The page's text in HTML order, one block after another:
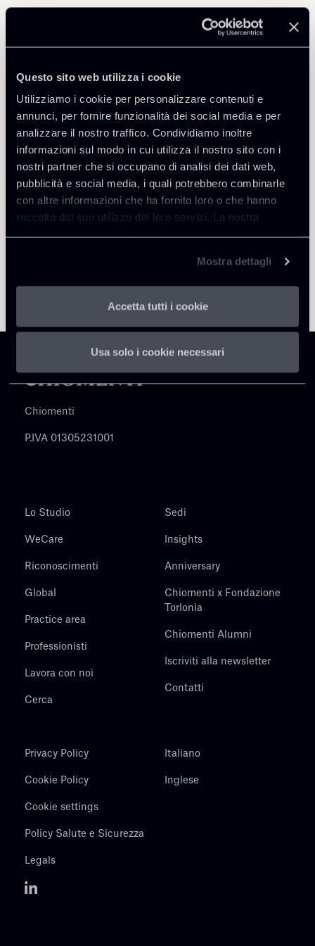
Questo sito web utilizza i cookie
Utilizziamo i cookie per personalizzare contenuti e
annunci, per fornire funzionalità dei social media e per
analizzare il nostro traffico. Condividiamo inoltre
informazioni sul modo in cui utilizza il nostro sito con i
nostri partner che si occupano di analisi dei dati web,
pubblicità e social media, i quali potrebbero combinarle
con altre informazioni che ha fornito loro o che hanno
raccolto dal suo utilizzo dei loro servizi. La nostra
informativa privacy è disponibilequi.
Mostra dettagli
Accetta tutti i cookie
Usa solo i cookie necessari
Torna agli Insights
Raffaele Russo
SEDI
Roma
Scopri il professionista
Chiomenti
P.IVA 01305231001
Lo Studio
WeCare
Riconoscimenti
Global
Practice area
Professionisti
Lavora con noi
Cerca
Sedi
Insights
Anniversary
Chiomenti x Fondazione
Torlonia
Chiomenti Alumni
Iscriviti alla newsletter
Contatti
Privacy Policy
Cookie Policy
Cookie settings
Policy Salute e Sicurezza
Legals
Italiano
Inglese